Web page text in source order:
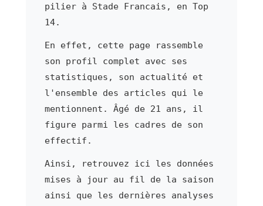
pilier à Stade Francais, en Top
14.
En effet, cette page rassemble
son profil complet avec ses
statistiques, son actualité et
l'ensemble des articles qui le
mentionnent. Âgé de 21 ans, il
figure parmi les cadres de son
effectif.
Ainsi, retrouvez ici les données
mises à jour au fil de la saison
ainsi que les dernières analyses